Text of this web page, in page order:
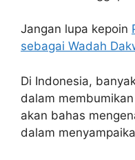
Jangan lupa kepoin
sebagai Wadah
Di Indonesia,
dalam
akan bahas
dalam